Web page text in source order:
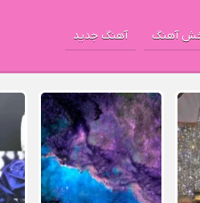
آهنگ آهنگ جدید